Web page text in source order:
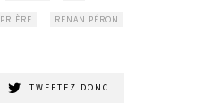
PRIÈRE RENAN PÉRON
TWEETEZ DONC !